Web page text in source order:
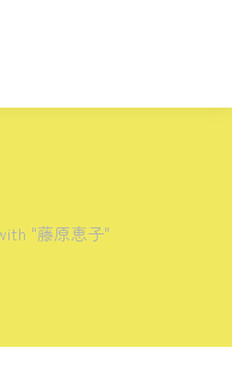
"藤原恵子"